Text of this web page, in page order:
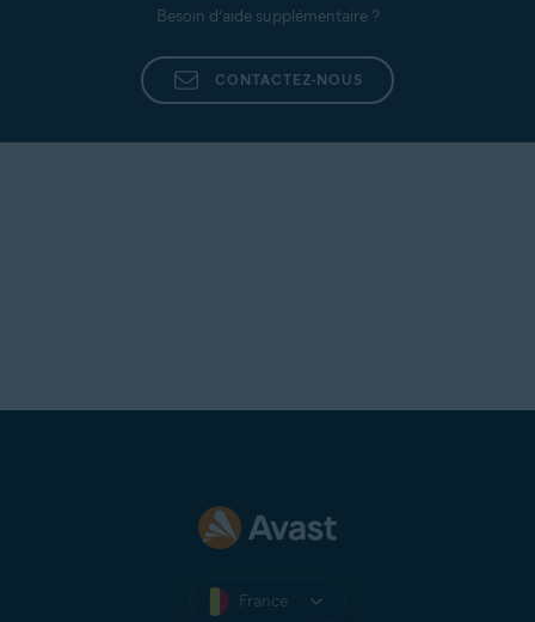
Besoin d’aide supplémentaire ?
CONTACTEZ-NOUS
France